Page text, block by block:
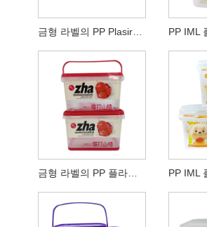
금형 라벨의 PP Plasirc 사각형 버킷
금형 라벨의 PP 플라스틱 버킷